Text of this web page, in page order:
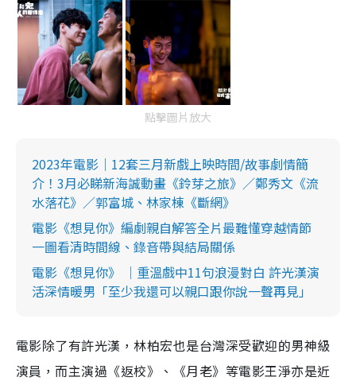
點擊圖片放大
2023年電影｜12套三月新戲上映時間/故事劇情簡
介！3月必睇新海誠動畫《鈴芽之旅》／鄭秀文《流
水落花》／郭富城、林家棟《斷網》
電影《想見你》編劇親自解答全片最難懂穿越情節
一圖看清時間線、錄音帶與結局關係
電影《想見你》 ｜重溫戲中11句浪漫對白 許光漢演
活深情暖男「至少我還可以親口跟你說一聲再見」
電影除了有許光漢，林柏宏也是台灣深受歡迎的男神級
演員，而主演過《返校》、《月老》等電影王淨亦是近